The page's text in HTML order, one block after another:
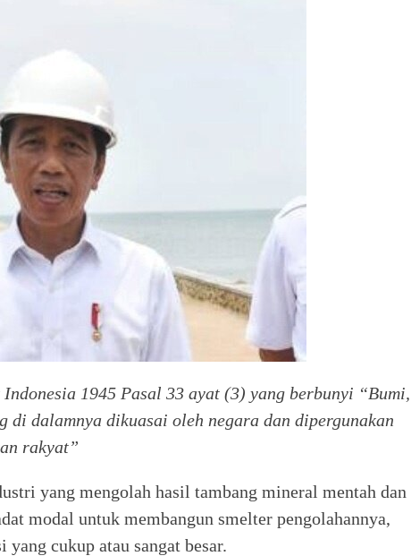
1945 Pasal 33 ayat (3) yang berbunyi “Bumi,
di dalamnya dikuasai oleh negara dan dipergunakan
rakyat”
yang mengolah hasil tambang mineral mentah dan
modal untuk membangun smelter pengolahannya,
cukup atau sangat besar.